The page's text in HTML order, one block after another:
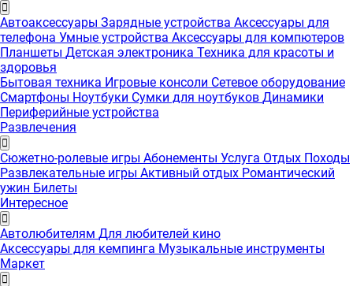
Автоаксессуары Зарядные устройства Аксессуары для
телефона Умные устройства Аксессуары для компютеров
Планшеты Детская электроника Техника для красоты и
здоровья
Бытовая техника Игровые консоли Сетевое оборудование
Смартфоны Ноутбуки Сумки для ноутбуков Динамики
Периферийные устройства
Развлечения
Сюжетно-ролевые игры Абонементы Услуга Отдых Походы
Развлекательные игры Активный отдых Романтический
ужин Билеты
Интересноe
Автолюбителям Для любителей кино
Аксессуары для кемпинга Музыкальные инструменты
Маркет